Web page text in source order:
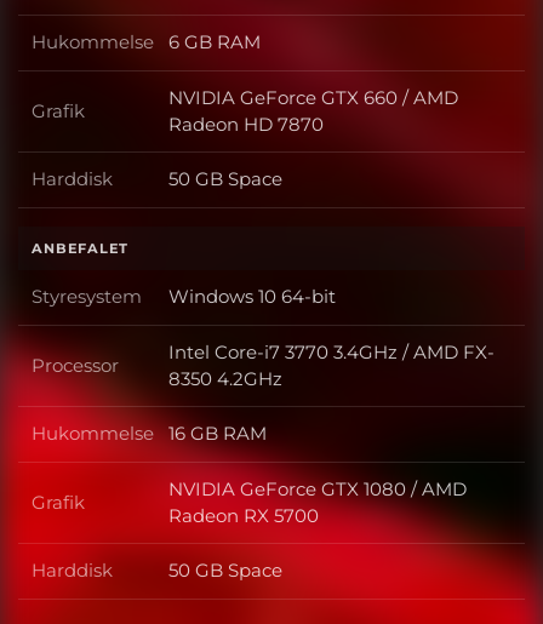
Hukommelse Hukommelse
6 GB RAM
Grafik Grafik
NVIDIA GeForce GTX 660 / AMD
Radeon HD 7870
Harddisk Harddisk
50 GB Space
ANBEFALET
Styresystem Styresystem
Windows 10 64-bit
Processor Processor
Intel Core-i7 3770 3.4GHz / AMD FX-
8350 4.2GHz
Hukommelse Hukommelse
16 GB RAM
Grafik Grafik
NVIDIA GeForce GTX 1080 / AMD
Radeon RX 5700
Harddisk Harddisk
50 GB Space